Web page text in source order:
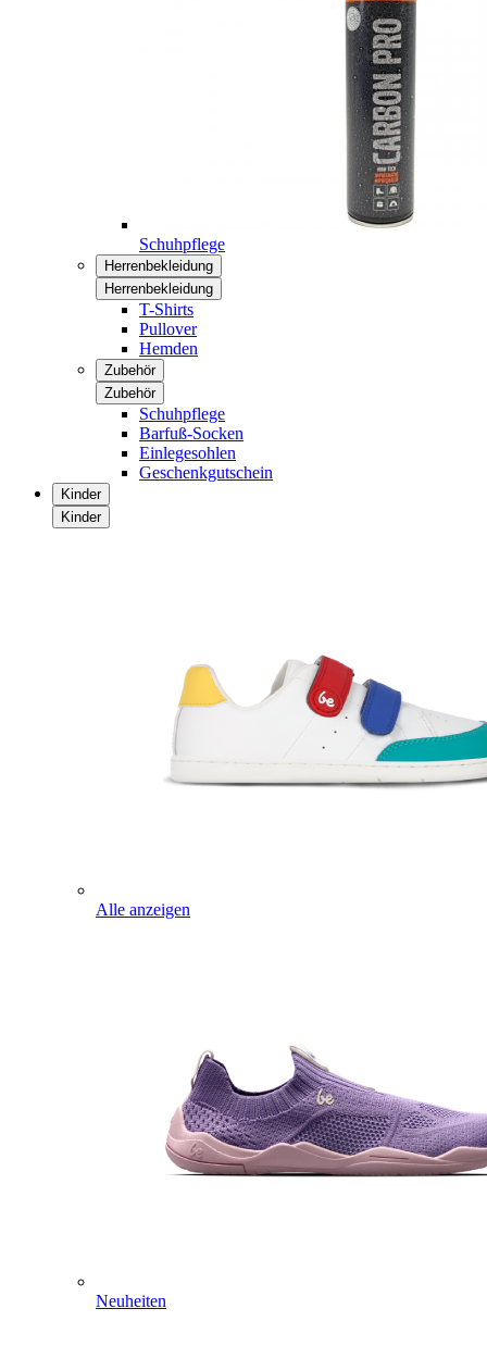
Schuhpflege
Herrenbekleidung
Herrenbekleidung
T-Shirts
Pullover
Hemden
Zubehör
Zubehör
Schuhpflege
Barfuß-Socken
Einlegesohlen
Geschenkgutschein
Kinder
Kinder
Alle anzeigen
Neuheiten